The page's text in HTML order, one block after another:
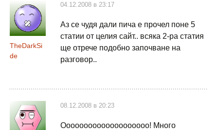
TheDarkSi
de
04.12.2008 в 23:17
Аз се чудя дали пича е прочел поне 5
статии от целия сайт.. всяка 2-ра статия
ще отрече подобно започване на
разговор..
08.12.2008 в 20:23
Оооооооооооооооооооо! Много